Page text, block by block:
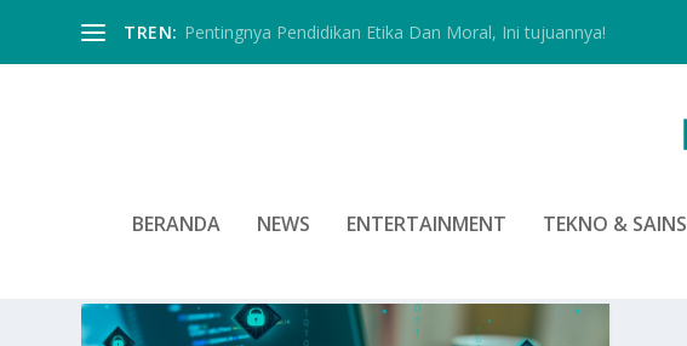
TREN: Pentingnya Pendidikan Etika Dan Moral, Ini tujuannya!
BERANDA NEWS ENTERTAINMENT TEKNO & SAINS